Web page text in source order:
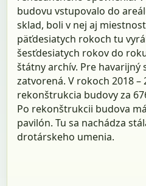
budovu vstupovalo do
sklad, boli v nej aj
päťdesiatych rokoch tu
šesťdesiatych rokov do
štátny archív. Pre havarijný
zatvorená. V rokoch 2018 –
rekonštrukcia budovy za
Po rekonštrukcii budova
pavilón. Tu sa nachádza
drotárskeho umenia.